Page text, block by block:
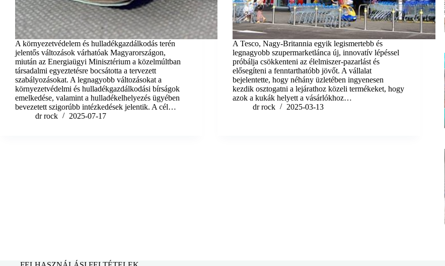
A környezetvédelem és hulladékgazdálkodás terén
jelentős változások várhatóak Magyarországon,
miután az Energiaügyi Minisztérium a közelmúltban
társadalmi egyeztetésre bocsátotta a tervezett
szabályozásokat. A legnagyobb változásokat a
környezetvédelmi és hulladékgazdálkodási bírságok
emelkedése, valamint a hulladékelhelyezés ügyében
bevezetett szigorúbb intézkedések jelentik. A cél…
dr rock
2025-07-17
A Tesco, Nagy-Britannia egyik legismertebb és
legnagyobb szupermarketlánca új, innovatív lépéssel
próbálja csökkenteni az élelmiszer-pazarlást és
elősegíteni a fenntarthatóbb jövőt. A vállalat
bejelentette, hogy néhány üzletében ingyenesen
kezdik osztogatni a lejárathoz közeli termékeket, hogy
azok a kukák helyett a vásárlókhoz…
dr rock
2025-03-13